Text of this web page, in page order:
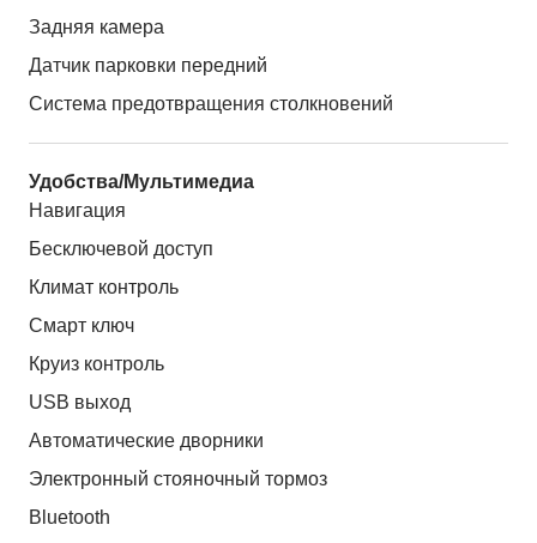
Задняя камера
Датчик парковки передний
Система предотвращения столкновений
Удобства/Мультимедиа
Навигация
Бесключевой доступ
Климат контроль
Смарт ключ
Круиз контроль
USB выход
Автоматические дворники
Электронный стояночный тормоз
Bluetooth